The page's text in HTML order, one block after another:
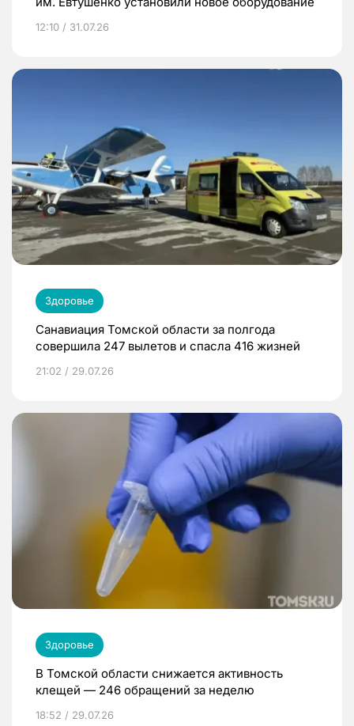
12:10 / 31.07.26
Здоровье
Санавиация Томской области за полгода
совершила 247 вылетов и спасла 416 жизней
21:02 / 29.07.26
Здоровье
В Томской области снижается активность
клещей — 246 обращений за неделю
18:52 / 29.07.26